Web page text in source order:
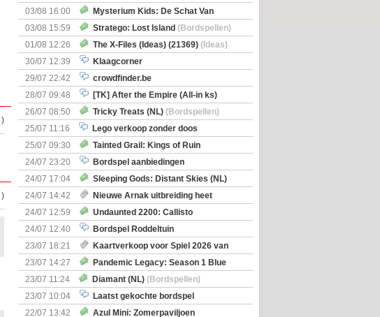
)
)
03/08 16:00
Mysterium Kids: De Schat Van
Kapitein Boe
(Bordspellen)
03/08 15:59 Stratego: Lost Island (Bordspellen)
01/08 12:26
The X-Files (Ideas) (21369) (Ideas)
30/07 12:39
Klaagcorner
29/07 22:42
crowdfinder.be
28/07 09:48
[TK] After the Empire (All-in ks)
26/07 08:50
Tricky Treats (NL) (Bordspellen)
25/07 11:16
Lego verkoop zonder doos
25/07 09:30
Tainted Grail: Kings of Ruin
Uitbreiding: Wyrd Encounters(Bordspellen)
24/07 23:20
Bordspel aanbiedingen
24/07 17:04
Sleeping Gods: Distant Skies (NL)
(Bordspellen)
24/07 14:42
Nieuwe Arnak uitbreiding heet
Surprise Shipments
24/07 12:59
Undaunted 2200: Callisto
(Bordspellen)
24/07 12:40
Bordspel Roddeltuin
23/07 18:21
Kaartverkoop voor Spiel 2026 van
start
23/07 14:27
Pandemic Legacy: Season 1 Blue
(Bordspellen)
23/07 11:24 Diamant (NL) (Bordspellen)
23/07 10:04
Laatst gekochte bordspel
22/07 13:42
Azul Mini: Zomerpaviljoen